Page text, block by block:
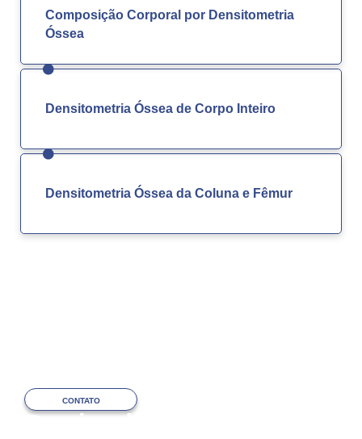
Composição Corporal por Densitometria
Óssea
Densitometria Óssea de Corpo Inteiro
Densitometria Óssea da Coluna e Fêmur
CONTATO
Precisa de ajuda